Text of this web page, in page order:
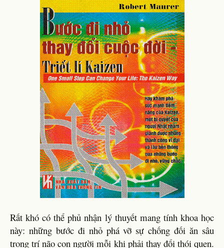
Rất khó có thể phủ nhận lý thuyết mang tính khoa học
này: những bước đi nhỏ phá vỡ sự chống đối ăn sâu
trong trí não con người mỗi khi phải thay đổi thói quen.